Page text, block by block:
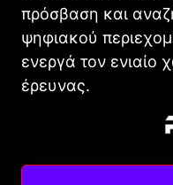
πρόσβαση και
ψηφιακού
ενεργά τον ενιαίο
έρευνας.